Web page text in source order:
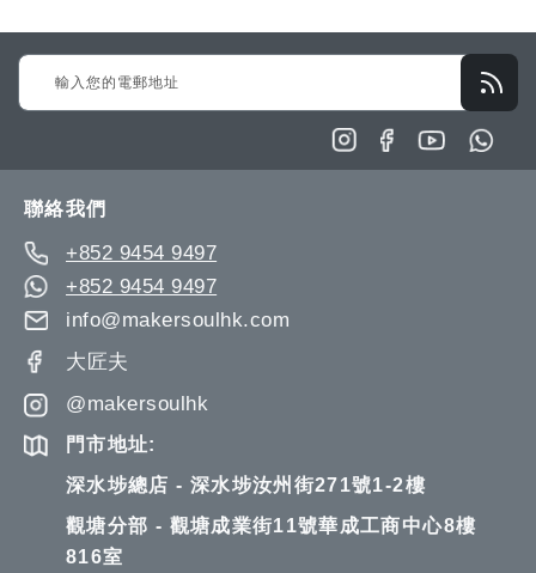
Sign
Up
聯絡我們
+852 9454 9497
+852 9454 9497
info@makersoulhk.com
大匠夫
@makersoulhk
門市地址:
深水埗總店 - 深水埗汝州街271號1-2樓
觀塘分部 - 觀塘成業街11號華成工商中心8樓
816室